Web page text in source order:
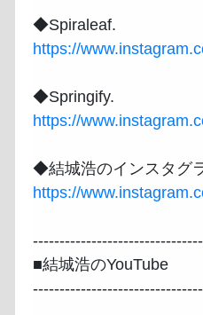
https://
https://
https://
■結城浩のYouTube